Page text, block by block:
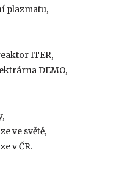
plazmatu,
ITER,
DEMO,
ve světě,
v ČR.